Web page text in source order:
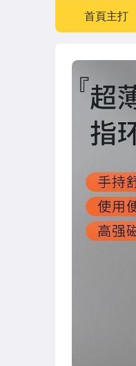
首頁主打
圖書/影
古董、
美容保
電腦、平
相機、攝